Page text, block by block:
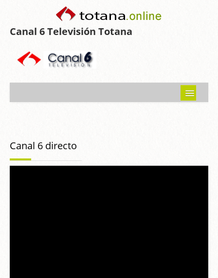
Canal 6 Televisión Totana
Programas emitidos
Canal 6 directo